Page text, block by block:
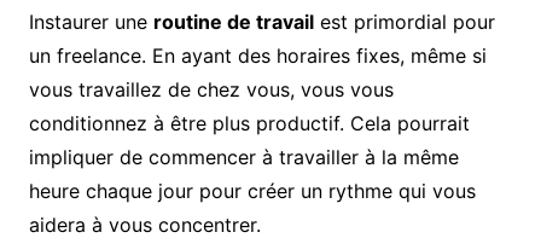
Instaurer une routine de travailest primordial pour
un freelance. En ayant des horaires fixes, même si
vous travaillez de chez vous, vous vous
conditionnez à être plus productif. Cela pourrait
impliquer de commencer à travailler à la même
heure chaque jour pour créer un rythme qui vous
aidera à vous concentrer.